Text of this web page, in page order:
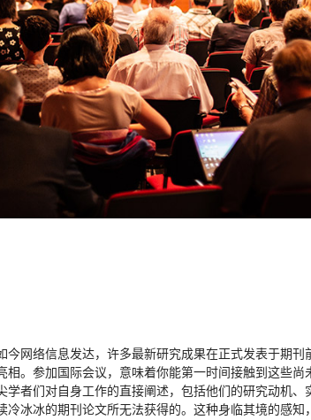
今网络信息发达，许多最新研究成果在正式发表于期刊
相。参加国际会议，意味着你能第一时间接触到这些尚
学者们对自身工作的直接阐述，包括他们的研究动机、
冷冰冰的期刊论文所无法获得的。这种身临其境的感知